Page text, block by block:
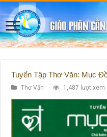
Tuyển Tập Thơ Văn: Mục
Thơ Văn 1,487 lượt xem